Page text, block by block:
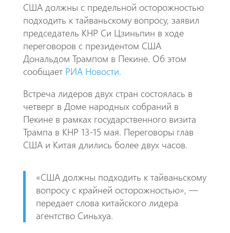
США должны с предельной осторожностью
подходить к тайваньскому вопросу, заявил
председатель КНР Си Цзиньпин в ходе
переговоров с президентом США
Дональдом Трампом в Пекине. Об этом
сообщает РИА Новости.
Встреча лидеров двух стран состоялась в
четверг в Доме народных собраний в
Пекине в рамках государственного визита
Трампа в КНР 13-15 мая. Переговоры глав
США и Китая длились более двух часов.
«США должны подходить к тайваньскому
вопросу с крайней осторожностью», —
передает слова китайского лидера
агентство Синьхуа.